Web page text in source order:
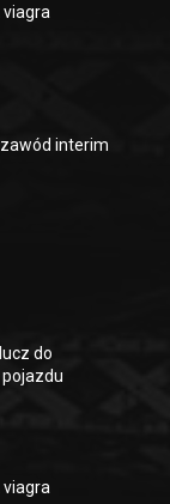
interim
do